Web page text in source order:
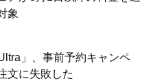
象
」、事前予約キャンペ
文に失敗した